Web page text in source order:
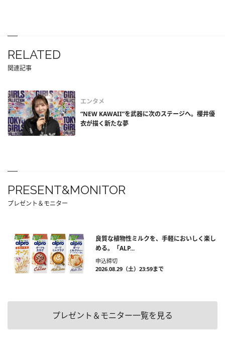
RELATED
関連記事
エンタメ
“NEW KAWAII”を武器に次のステージへ。櫻井優
衣が描く新たな夢
PRESENT&MONITOR
プレゼント＆モニター
良質な植物性ミルクを、手軽においしく楽し
める。「ALP...
申込締切
2026.08.29（土）23:59まで
プレゼント＆モニター一覧を見る